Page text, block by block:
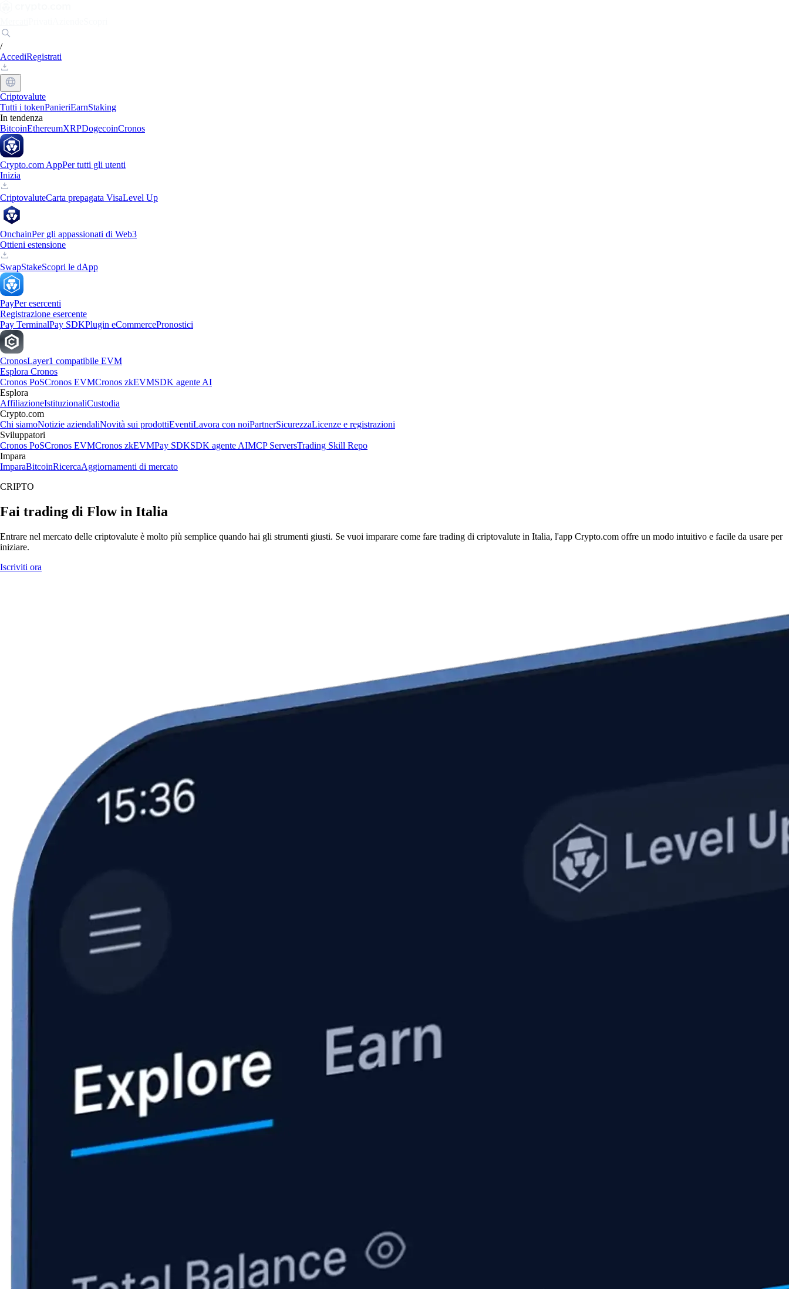
/
AccediRegistrati
Criptovalute
Tutti i tokenPanieriEarnStaking
In tendenza
BitcoinEthereumXRPDogecoinCronos
Crypto.com AppPer tutti gli utenti
Inizia
CriptovaluteCarta prepagata VisaLevel Up
OnchainPer gli appassionati di Web3
Ottieni estensione
SwapStakeScopri le dApp
PayPer esercenti
Registrazione esercente
Pay TerminalPay SDKPlugin eCommercePronostici
CronosLayer1 compatibile EVM
Esplora Cronos
Cronos PoSCronos EVMCronos zkEVMSDK agente AI
Esplora
AffiliazioneIstituzionaliCustodia
Crypto.com
Chi siamoNotizie aziendaliNovità sui prodottiEventiLavora con noiPartnerSicurezzaLicenze e registrazioni
Sviluppatori
Cronos PoSCronos EVMCronos zkEVMPay SDKSDK agente AIMCP ServersTrading Skill Repo
Impara
ImparaBitcoinRicercaAggiornamenti di mercato
CRIPTO
Fai trading di Flow in Italia
Entrare nel mercato delle criptovalute è molto più semplice quando hai gli strumenti giusti. Se vuoi imparare come fare trading di criptovalute in Italia, l'app Crypto.com offre un modo intuitivo e facile da usare per
iniziare.
Iscriviti ora